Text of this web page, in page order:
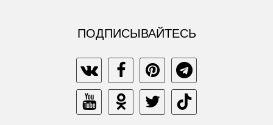
ПОДПИСЫВАЙТЕСЬ